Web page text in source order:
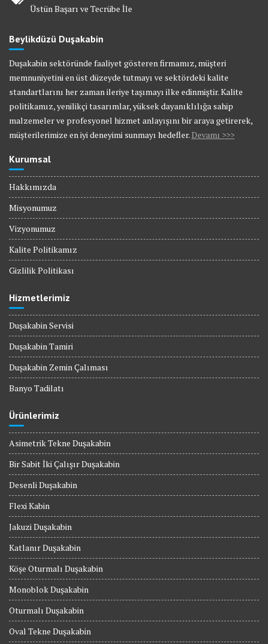
Üstün Başarı ve Tecrübe İle
Beylikdüzü Duşakabin
Duşakabin sektöründe faaliyet gösteren firmamız, müşteri
memnuniyetini en üst düzeyde tutmayı ve sektördeki kalite
standartlarını her zaman ileriye taşımayı ilke edinmiştir. Kalite
politikamız, yenilikçi tasarımlar, yüksek dayanıklılığa sahip
malzemeler ve profesyonel hizmet anlayışını bir araya getirerek,
müşterilerimize en iyi deneyimi sunmayı hedefler. Devamı >>>
Kurumsal
Hakkımızda
Misyonumuz
Vizyonumuz
Kalite Politikamız
Gizlilik Politikası
Hizmetlerimiz
Duşakabin Servisi
Duşakabin Tamiri
Duşakabin Zemin Çalıması
Banyo Tadilatı
Ürünlerimiz
Asimetrik Tekne Duşakabin
Bir Sabit İki Çalışır Duşakabin
Desenli Duşakabin
Flexi Kabin
Jakuzi Duşakabin
Katlanır Duşakabin
Köşe Oturmalı Duşakabin
Monoblok Duşakabin
Oturmalı Duşakabin
Oval Tekne Duşakabin